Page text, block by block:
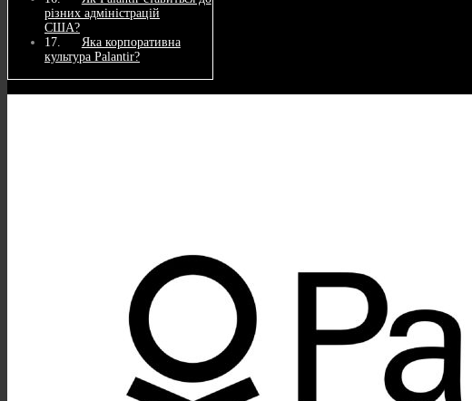
різних адміністрацій
США?
Яка корпоративна
культура Palantir?